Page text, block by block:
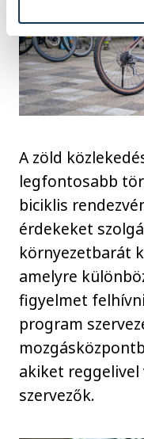
A zöld
legfontosabb
biciklis
érdekeket
környezetbarát
amelyre
figyelmet
program
akiket
szervezők.